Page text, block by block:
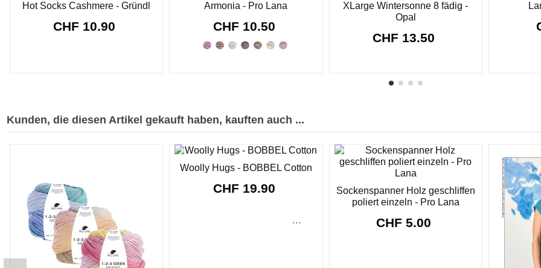
Hot Socks Cashmere - Gründl
CHF 10.90
Armonia - Pro Lana
CHF 10.50
XLarge Wintersonne 8 fädig -
Opal
CHF 13.50
Kunden, die diesen Artikel gekauft haben, kauften auch ...
Woolly Hugs - BOBBEL Cotton
CHF 19.90
...
Sockenspanner Holz geschliffen
poliert einzeln - Pro Lana
CHF 5.00